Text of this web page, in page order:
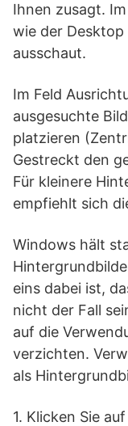
Ihnen zusagt.
wie der
ausschaut.
Im Feld
ausgesuchte
platzieren
Gestreckt den
Für kleinere
empfiehlt sich
Windows hält
eins dabei ist,
nicht der Fall
auf die
verzichten.
als
1. Klicken Sie